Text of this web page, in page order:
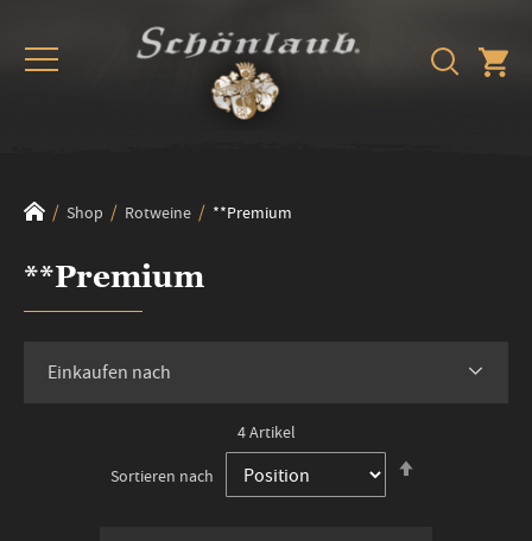
Shop Rotweine **Premium
**Premium
4Artikel
Sortieren nach
Einkaufen nach